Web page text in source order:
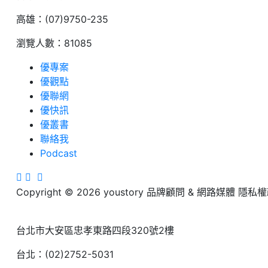
高雄：(07)9750-235
瀏覽人數：81085
優專案
優觀點
優聯網
優快訊
優叢書
聯絡我
Podcast
Copyright © 2026 youstory 品牌顧問 & 網路媒體 隱私權
台北市大安區忠孝東路四段320號2樓
台北：(02)2752-5031